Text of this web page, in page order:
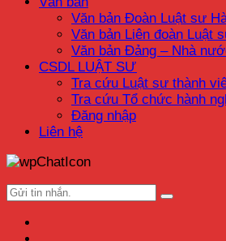
Văn bản Đoàn Luật sư
Văn bản Liên đoàn Luật
Văn bản Đảng – Nhà
CSDL LUẬT SƯ
Tra cứu Luật sư thành
Tra cứu Tổ chức hành
Đăng nhập
Liên hệ